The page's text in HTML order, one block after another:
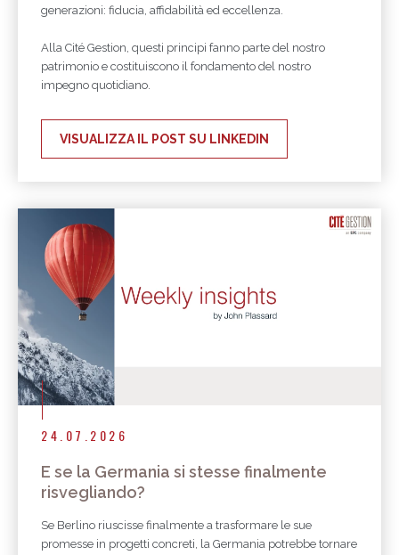
generazioni: fiducia, affidabilità ed eccellenza.
Alla Cité Gestion, questi principi fanno parte del nostro
patrimonio e costituiscono il fondamento del nostro
impegno quotidiano.
VISUALIZZA IL POST SU LINKEDIN
24.07.2026
E se la Germania si stesse finalmente
risvegliando?
Se Berlino riuscisse finalmente a trasformare le sue
promesse in progetti concreti, la Germania potrebbe tornare